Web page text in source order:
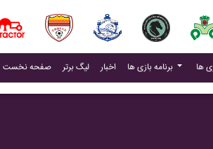
صفحه نخست لیگ برتر اخبار(current) برنامه بازی ها